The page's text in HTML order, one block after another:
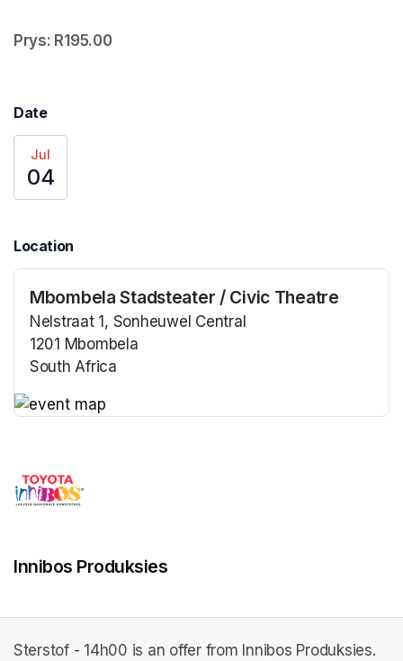
Prys: R195.00
Date
Jul
04
Location
Mbombela Stadsteater / Civic Theatre
Nelstraat 1, Sonheuwel Central
1201 Mbombela
South Africa
Innibos Produksies
Sterstof - 14h00 is an offer from Innibos Produksies.